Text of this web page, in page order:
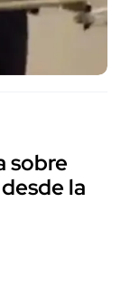
sobre
la